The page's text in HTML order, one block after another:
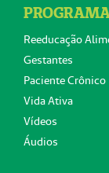
Reeducação
Gestantes
Paciente Crônico
Vida Ativa
Vídeos
Áudios